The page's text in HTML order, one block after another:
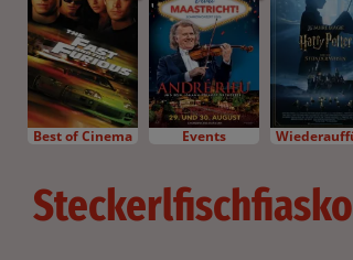
Best of Cinema Events
Steckerlfischfiasko